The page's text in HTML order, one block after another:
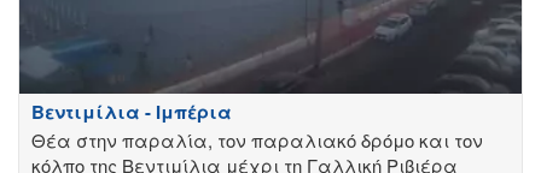
Βεντιμίλια - Ιμπέρια
Θέα στην παραλία, τον παραλιακό δρόμο και τον
κόλπο της Βεντιμίλια μέχρι τη Γαλλική Ριβιέρα